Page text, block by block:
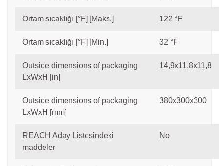
Ortam sıcaklığı [°F] [Maks.] 122 °F
Ortam sıcaklığı [°F] [Min.] 32 °F
Outside dimensions of packaging
LxWxH [in]
14,9x11,8x11,8
Outside dimensions of packaging
LxWxH [mm]
380x300x300
REACH Aday Listesindeki
maddeler
No